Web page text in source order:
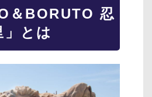
＆BORUTO 忍
」とは